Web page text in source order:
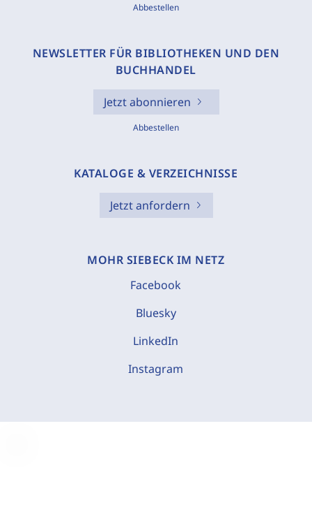
Abbestellen
NEWSLETTER FÜR BIBLIOTHEKEN UND DEN
BUCHHANDEL
Jetzt abonnieren
Abbestellen
KATALOGE & VERZEICHNISSE
Jetzt anfordern
MOHR SIEBECK IM NETZ
Facebook
Bluesky
LinkedIn
Instagram